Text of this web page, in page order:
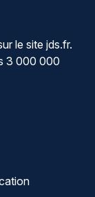
le site jds.fr.
3 000 000